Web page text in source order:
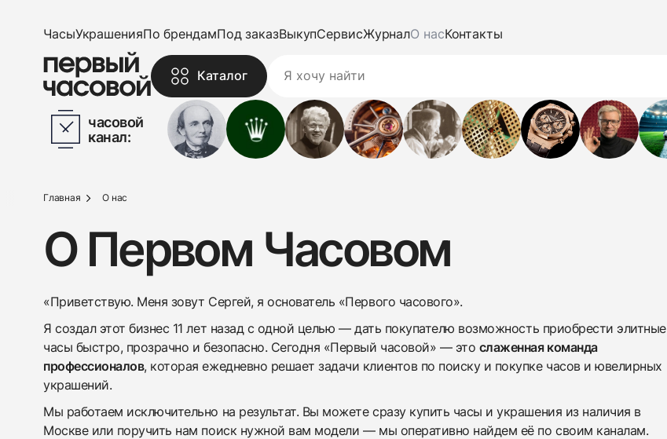
ЧасыУкрашенияПо брендамПод заказВыкупСервисЖурналО насКонтакты
Каталог
часовой
канал:
438
285
145
142
205
204
195
150
Главная О нас
О Первом Часовом
«Приветствую. Меня зовут Сергей, я основатель «Первого часового».
Я создал этот бизнес 11 лет назад с одной целью — дать покупателю возможность приобрести элитные
часы быстро, прозрачно и безопасно. Сегодня «Первый часовой» — это слаженная команда
профессионалов, которая ежедневно решает задачи клиентов по поиску и покупке часов и ювелирных
украшений.
Мы работаем исключительно на результат. Вы можете сразу купить часы и украшения из наличия в
Москве или поручить нам поиск нужной вам модели — мы оперативно найдем её по своим каналам.